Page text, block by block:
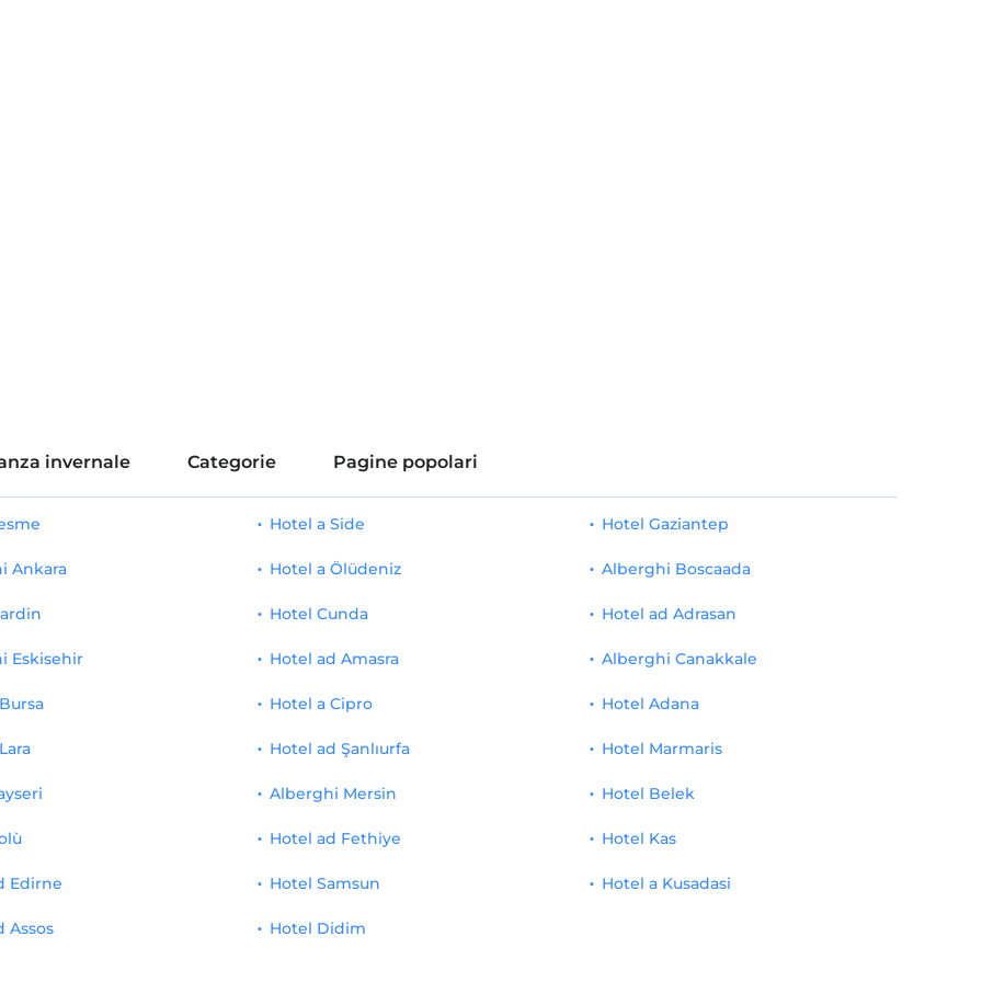
invernale Categorie Pagine popolari
Ankara
Eskisehir
Hotel a Side
Hotel a Ölüdeniz
Hotel Cunda
Hotel ad Amasra
Hotel a Cipro
Hotel Gaziantep
Alberghi Boscaada
Hotel ad Adrasan
Alberghi Canakkale
Hotel Adana
Edirne
Assos
Hotel ad Şanlıurfa
Alberghi Mersin
Hotel ad Fethiye
Hotel Samsun
Hotel Didim
Hotel Marmaris
Hotel Belek
Hotel Kas
Hotel a Kusadasi